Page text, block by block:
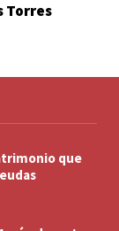
Torres
que